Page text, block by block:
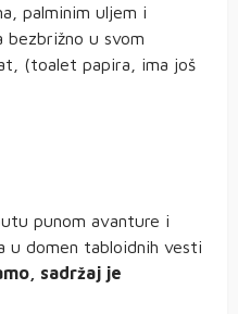
palminim uljem i
u svom
(toalet papira, ima još
punom avanture i
u domen tabloidnih vesti
sadržaj je